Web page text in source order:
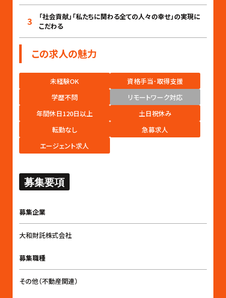
3
「社会貢献」「私たちに関わる全ての人々の幸せ」の実現に
こだわる
この求人の魅力
未経験OK
資格手当･取得支援
学歴不問
リモートワーク対応
年間休日120日以上
土日祝休み
転勤なし
急募求人
エージェント求人
募集要項
募集企業
大和財託株式会社
募集職種
その他（不動産関連）